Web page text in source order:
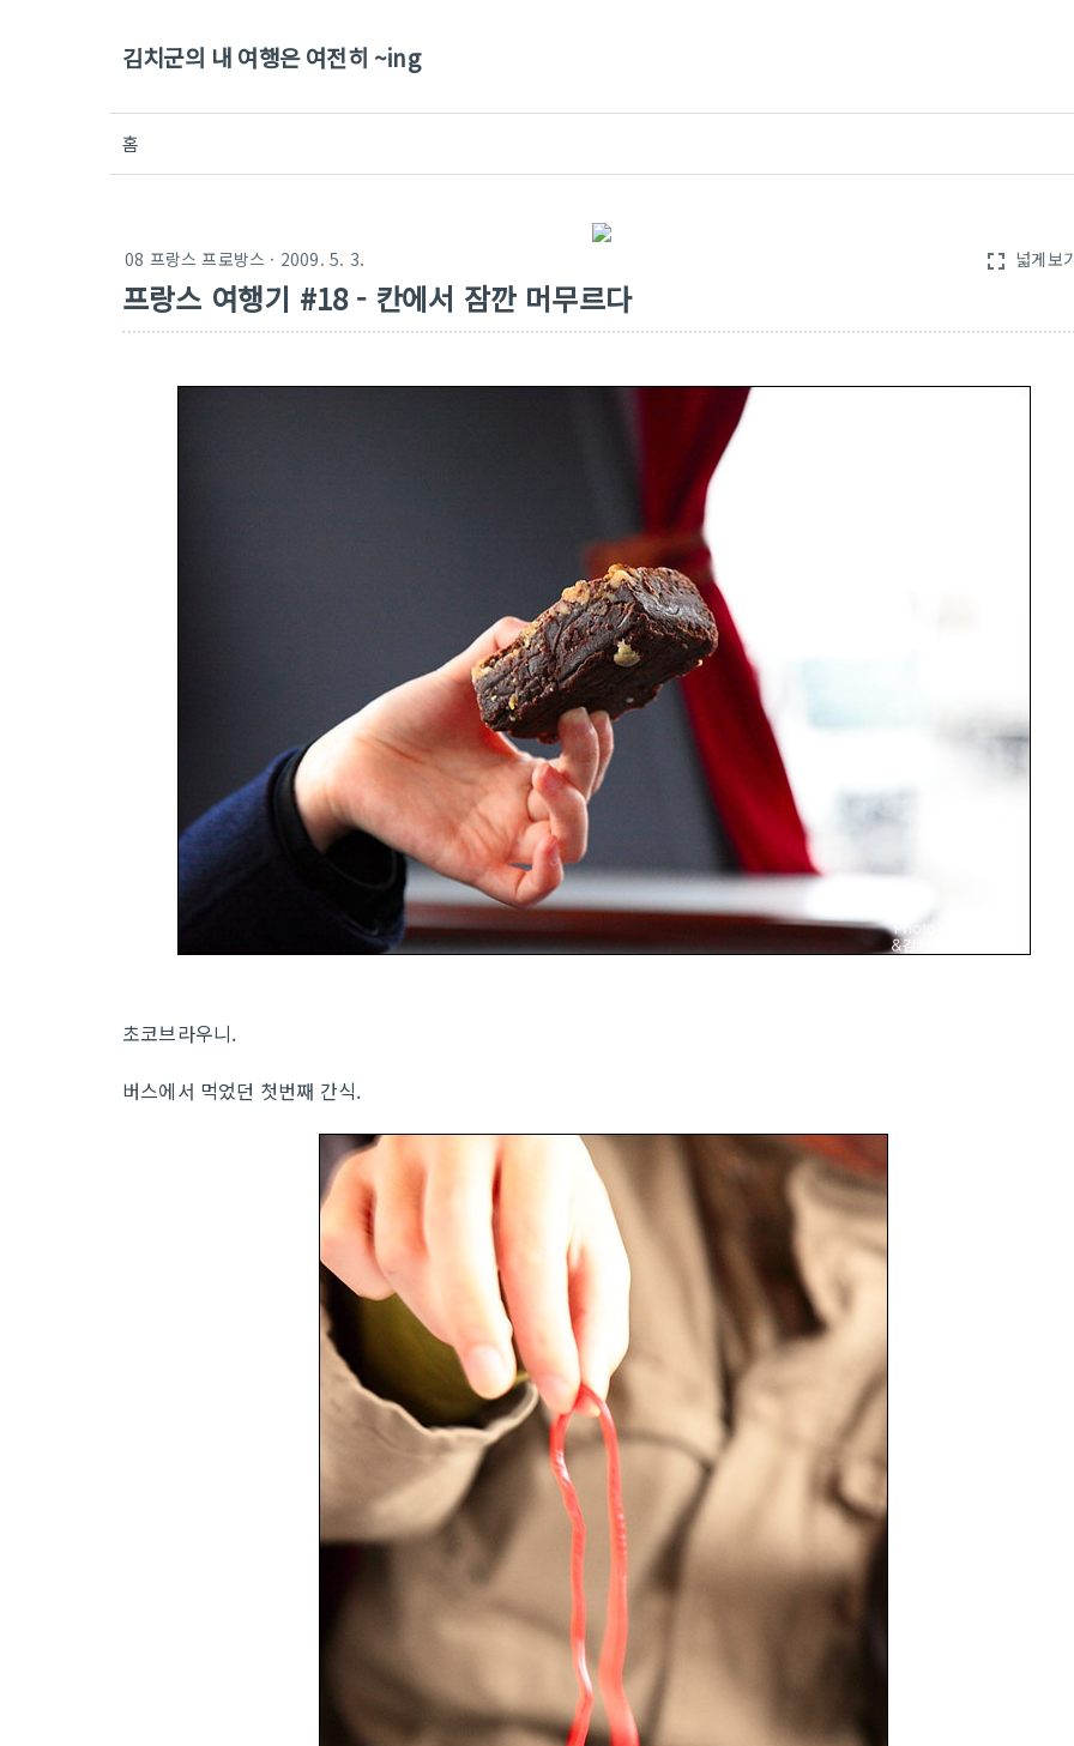
김치군의 내 여행은 여전히 ~ing
홈
08 프랑스 프로방스 · 2009. 5. 3. fullscreen 넓게보
프랑스 여행기 #18 - 칸에서 잠깐 머무르다
초코브라우니.
버스에서 먹었던 첫번째 간식.